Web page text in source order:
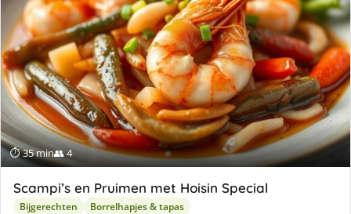
⏱ 35 min👥 4
Scampi’s en Pruimen met Hoisin Special
Bijgerechten Borrelhapjes & tapas